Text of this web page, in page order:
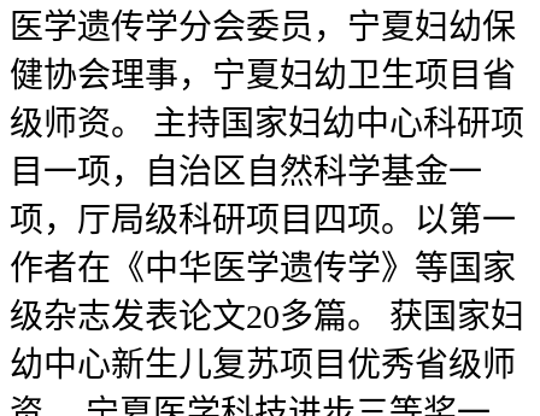
医学遗传学分会委员，宁夏妇幼保
健协会理事，宁夏妇幼卫生项目省
级师资。 主持国家妇幼中心科研项
目一项，自治区自然科学基金一
项，厅局级科研项目四项。以第一
作者在《中华医学遗传学》等国家
级杂志发表论文20多篇。 获国家妇
幼中心新生儿复苏项目优秀省级师